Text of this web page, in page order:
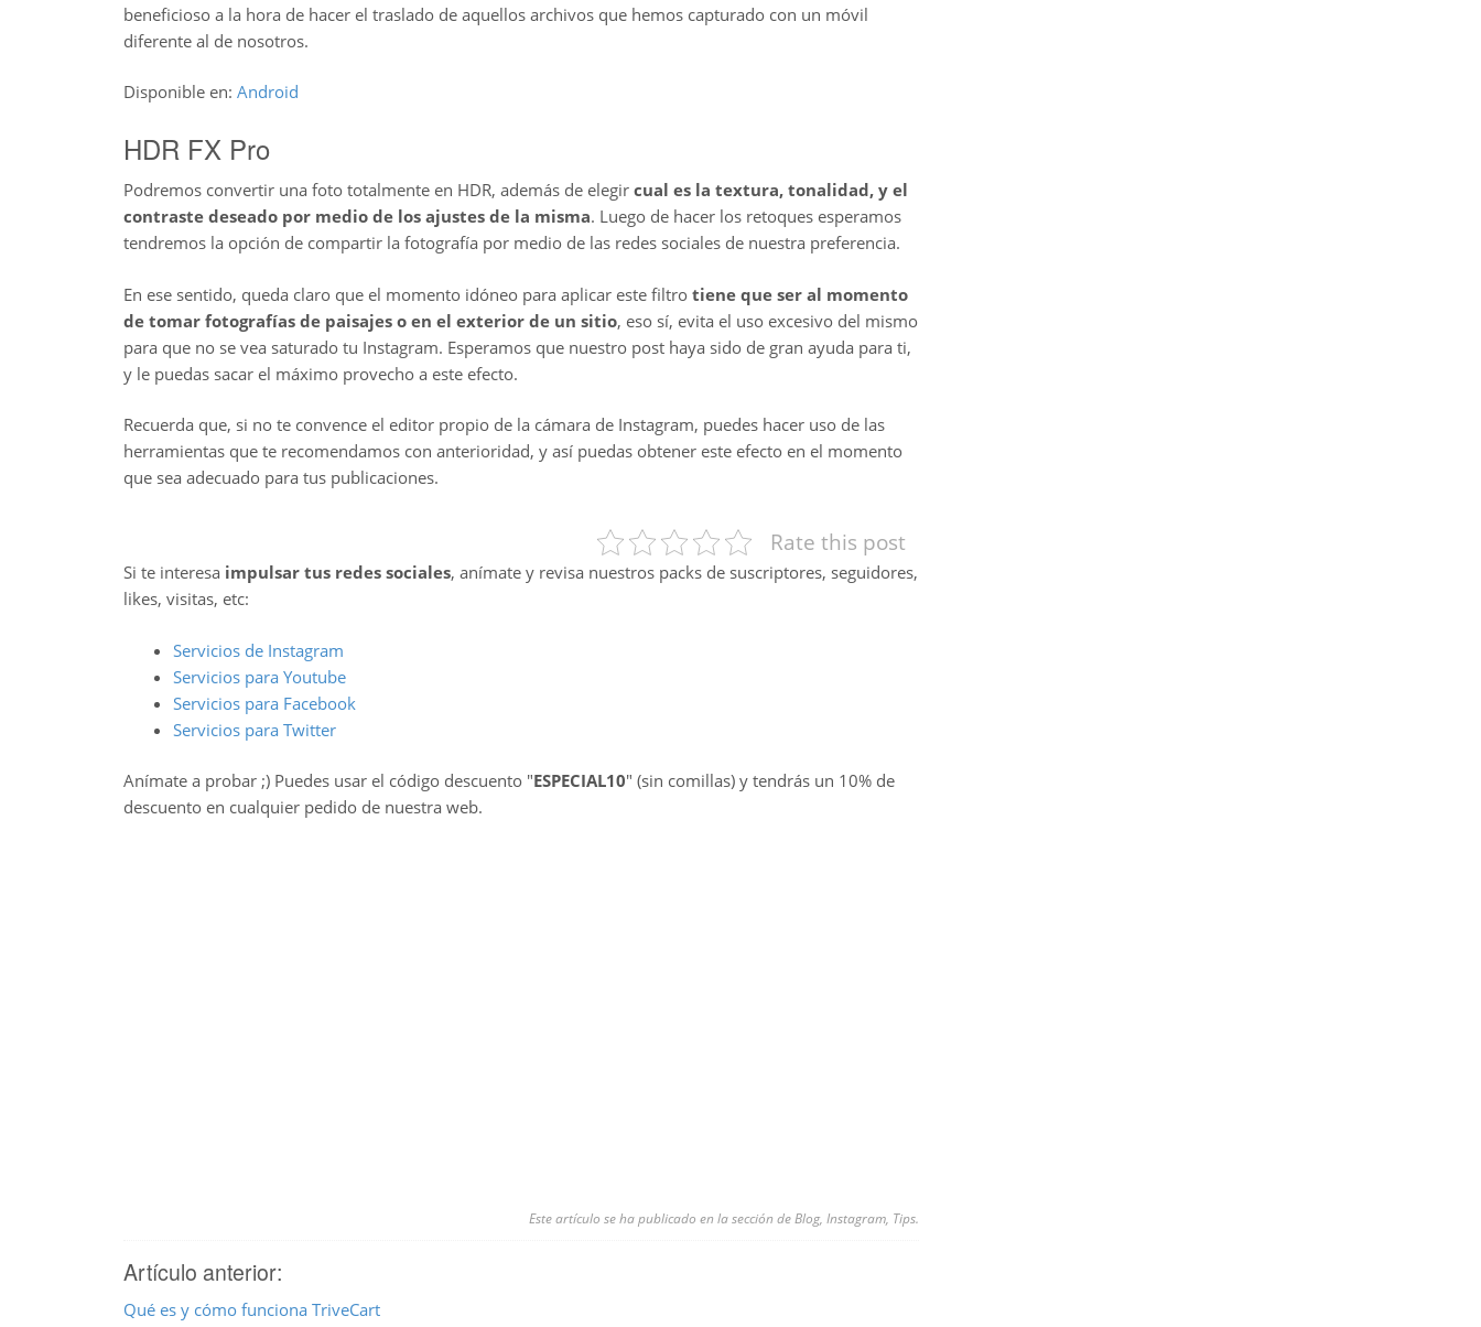
beneficioso a la hora de hacer el traslado de aquellos archivos que hemos capturado con un móvil
diferente al de nosotros.
Disponible en: Android
HDR FX Pro
Podremos convertir una foto totalmente en HDR, además de elegir cual es la textura, tonalidad, y el
contraste deseado por medio de los ajustes de la misma. Luego de hacer los retoques esperamos
tendremos la opción de compartir la fotografía por medio de las redes sociales de nuestra preferencia.
En ese sentido, queda claro que el momento idóneo para aplicar este filtro tiene que ser al momento
de tomar fotografías de paisajes o en el exterior de un sitio, eso sí, evita el uso excesivo del mismo
para que no se vea saturado tu Instagram. Esperamos que nuestro post haya sido de gran ayuda para ti,
y le puedas sacar el máximo provecho a este efecto.
Recuerda que, si no te convence el editor propio de la cámara de Instagram, puedes hacer uso de las
herramientas que te recomendamos con anterioridad, y así puedas obtener este efecto en el momento
que sea adecuado para tus publicaciones.
Rate this post
Si te interesa impulsar tus redes sociales, anímate y revisa nuestros packs de suscriptores, seguidores,
likes, visitas, etc:
Servicios de Instagram
Servicios para Youtube
Servicios para Facebook
Servicios para Twitter
Anímate a probar ;) Puedes usar el código descuento "ESPECIAL10" (sin comillas) y tendrás un 10% de
descuento en cualquier pedido de nuestra web.
Este artículo se ha publicado en la sección deBlog, Instagram, Tips.
Artículo anterior:
Qué es y cómo funciona TriveCart